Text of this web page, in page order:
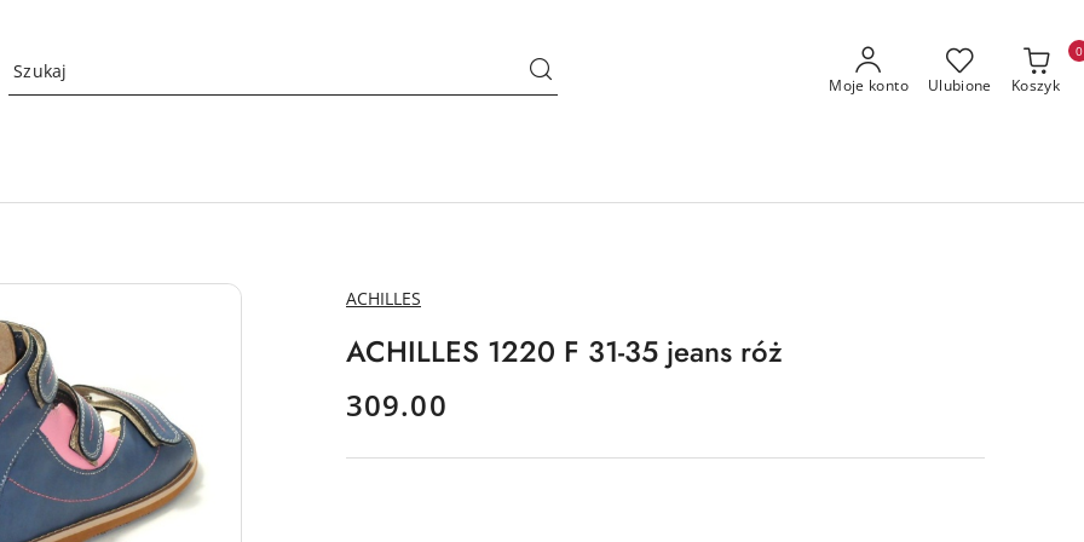
Moje konto Ulubione Koszyk
0
NAZWA
PRODUCENTA:
ACHILLES
ACHILLES 1220 F 31-35 jeans róż
cena:
309.00